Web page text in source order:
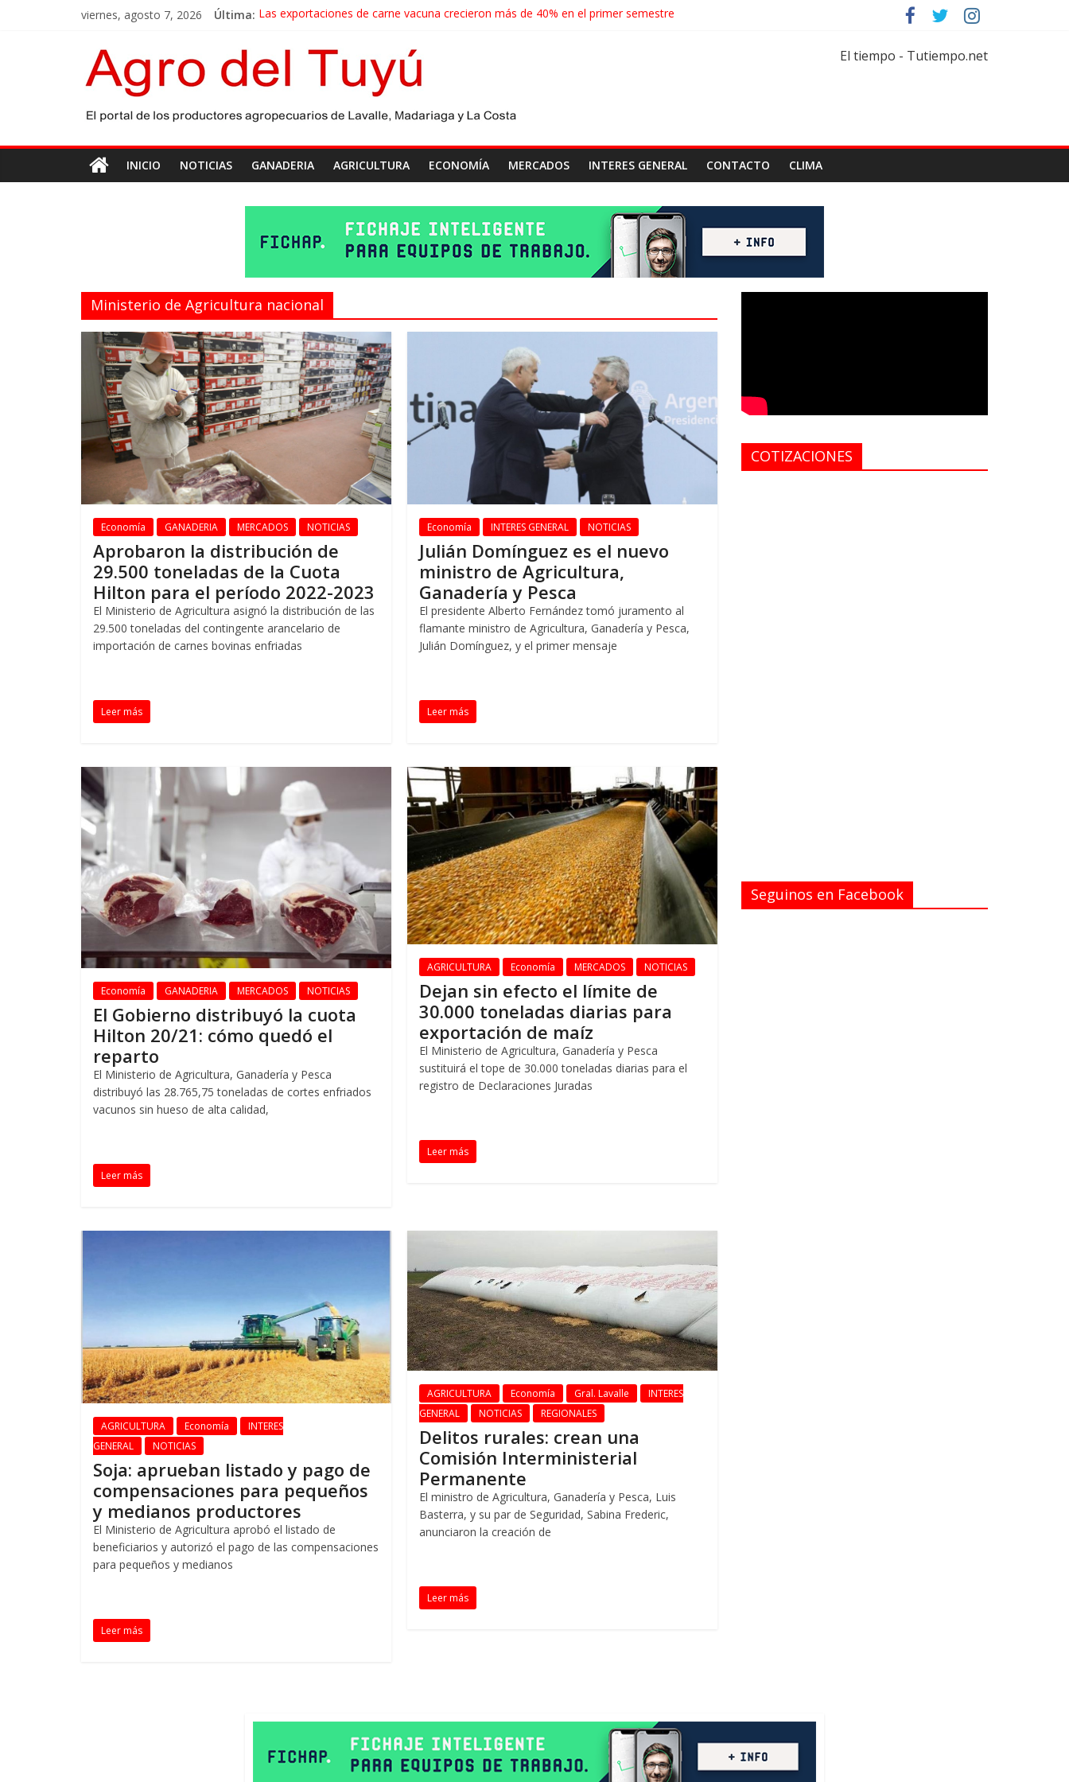
viernes, agosto 7, 2026 Última: Las exportaciones de carne vacuna crecieron más de 40% en el primer semestre
El gobierno bonaerense realizará un censo para actualizar el mapa de la producción hortiflorícola
Las exportaciones agroindustriales anotaron un récord histórico en el primer semestre
Maíz: estiman una cosecha récord de 71,5 millones de toneladas
El tiempo - Tutiempo.net
INICIO NOTICIAS GANADERIA AGRICULTURA ECONOMÍA MERCADOS INTERES GENERAL CONTACTO CLIMA
Ministerio de Agricultura nacional
Economía GANADERIA MERCADOS NOTICIAS
Aprobaron la distribución de
29.500 toneladas de la Cuota
Hilton para el período 2022-2023
El Ministerio de Agricultura asignó la distribución de las
29.500 toneladas del contingente arancelario de
importación de carnes bovinas enfriadas
Leer más
Economía INTERES GENERAL NOTICIAS
Julián Domínguez es el nuevo
ministro de Agricultura,
Ganadería y Pesca
El presidente Alberto Fernández tomó juramento al
flamante ministro de Agricultura, Ganadería y Pesca,
Julián Domínguez, y el primer mensaje
Leer más
Economía GANADERIA MERCADOS NOTICIAS
El Gobierno distribuyó la cuota
Hilton 20/21: cómo quedó el
reparto
El Ministerio de Agricultura, Ganadería y Pesca
distribuyó las 28.765,75 toneladas de cortes enfriados
vacunos sin hueso de alta calidad,
Leer más
AGRICULTURA Economía MERCADOS NOTICIAS
Dejan sin efecto el límite de
30.000 toneladas diarias para
exportación de maíz
El Ministerio de Agricultura, Ganadería y Pesca
sustituirá el tope de 30.000 toneladas diarias para el
registro de Declaraciones Juradas
Leer más
AGRICULTURA Economía
INTERES
GENERAL
NOTICIAS
Soja: aprueban listado y pago de
compensaciones para pequeños
y medianos productores
El Ministerio de Agricultura aprobó el listado de
beneficiarios y autorizó el pago de las compensaciones
para pequeños y medianos
Leer más
AGRICULTURA Economía Gral. Lavalle
INTERES
GENERAL
NOTICIAS REGIONALES
Delitos rurales: crean una
Comisión Interministerial
Permanente
El ministro de Agricultura, Ganadería y Pesca, Luis
Basterra, y su par de Seguridad, Sabina Frederic,
anunciaron la creación de
Leer más
COTIZACIONES
Seguinos en Facebook